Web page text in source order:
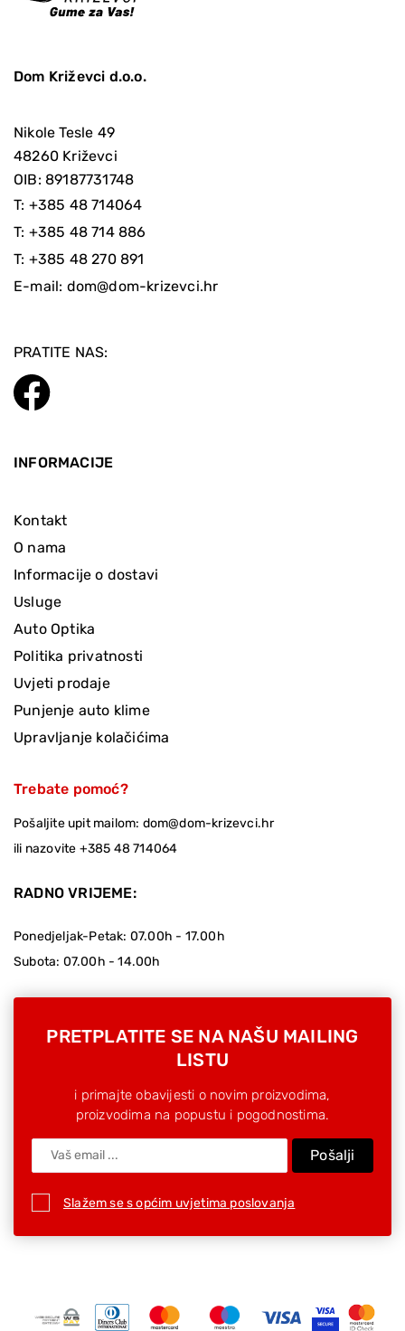
Dom Križevci d.o.o.
Nikole Tesle 49
48260 Križevci
OIB: 89187731748
T: +385 48 714064
T: +385 48 714 886
T: +385 48 270 891
E-mail: dom@dom-krizevci.hr
PRATITE NAS:
INFORMACIJE
Kontakt
O nama
Informacije o dostavi
Usluge
Auto Optika
Politika privatnosti
Uvjeti prodaje
Punjenje auto klime
Upravljanje kolačićima
Trebate pomoć?
Pošaljite upit mailom: dom@dom-krizevci.hr
ili nazovite +385 48 714064
RADNO VRIJEME:
Ponedjeljak-Petak: 07.00h - 17.00h
Subota: 07.00h - 14.00h
PRETPLATITE SE NA NAŠU MAILING
LISTU
i primajte obavijesti o novim proizvodima,
proizvodima na popustu i pogodnostima.
Pošalji
Slažem se s općim uvjetima poslovanja